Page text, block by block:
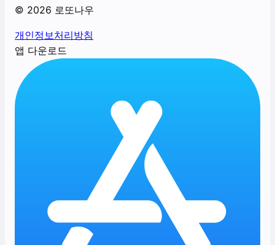
© 2026 로또나우
개인정보처리방침
앱 다운로드